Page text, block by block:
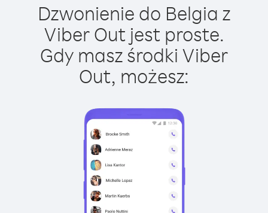
Dzwonienie do Belgia z
Viber Out jest proste.
Gdy masz środki Viber
Out, możesz: